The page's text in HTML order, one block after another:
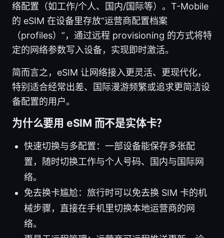
络配置（如工作/个人、国内/国际等）。T-Mobile
的 eSIM 在设备里存放“运营商配置档案
（profiles）”，通过远程 provisioning 的方式将特
定的网络参数写入设备，实现即时激活。
简而言之，eSIM 让网络接入更灵活、更现代化，
特别适合经常出差、国际漫游频繁或追求更简洁设
备配置的用户。
为什么要用 eSIM 而不是实体卡？
快速切换与多配置：一部设备能保存多张配
置，随时切换工作与个人号码、国内与国际网
络。
免去换卡尴尬：旅行时可以免去换 SIM 卡的机
械步骤，直接在手机里切换本地运营商的网
络。